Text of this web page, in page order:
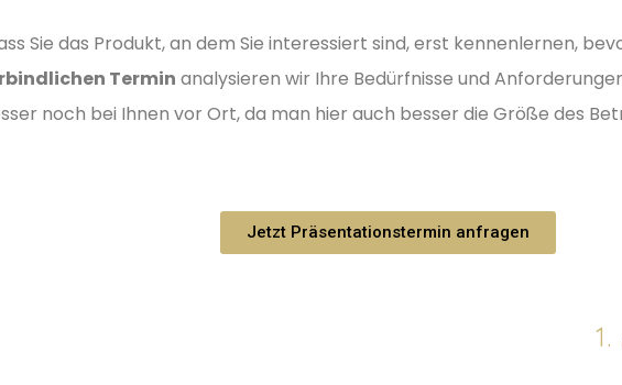
Sie das Produkt, an dem Sie interessiert sind, erst kennenlernen,
Termin analysieren wir Ihre Bedürfnisse und
noch bei Ihnen vor Ort, da man hier auch besser die Größe des
Jetzt Präsentationstermin anfragen